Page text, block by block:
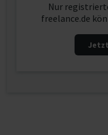
Nur
freelance.de